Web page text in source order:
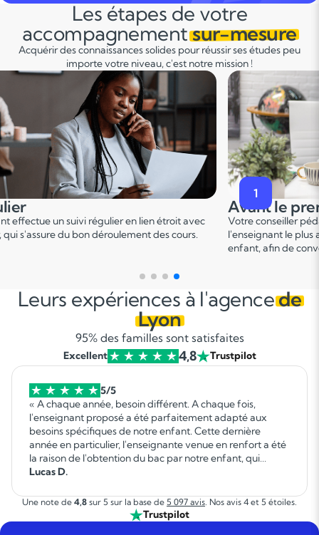
Les étapes de votre
accompagnementsur-mesure
Acquérir des connaissances solides pour réussir ses études peu
importe votre niveau, c'est notre mission !
cours
pédagogique vous met en relation avec
adapté en fonction du profil de votre
2
Pendant le
Ce 1er cours permet
points forts et de
sur le programme.
Leurs expériences à l'agencede
Lyon
95% des familles sont satisfaites
Excellent 4,8 Trustpilot
5/5
« A chaque année, besoin différent. A chaque fois,
l'enseignant proposé a été parfaitement adapté aux
besoins spécifiques de notre enfant. Cette dernière
année en particulier, l'enseignante venue en renfort a été
la raison de l'obtention du bac par notre enfant, qui
autrement ne l'aurait pas réussi. Elle a fait un travail
Lucas D.
Une note de 4,8 sur 5 sur la base de 5 097 avis. Nos avis 4 et 5 étoiles.
Trustpilot